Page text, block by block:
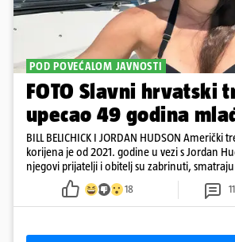
POD POVEĆALOM JAVNOSTI
FOTO Slavni hrvatski
upecao 49 godina
BILL BELICHICK I JORDAN HUDSON Američki
korijena je od 2021. godine u vezi s Jordan
njegovi prijatelji i obitelj su zabrinuti,
kontrolira
18 11